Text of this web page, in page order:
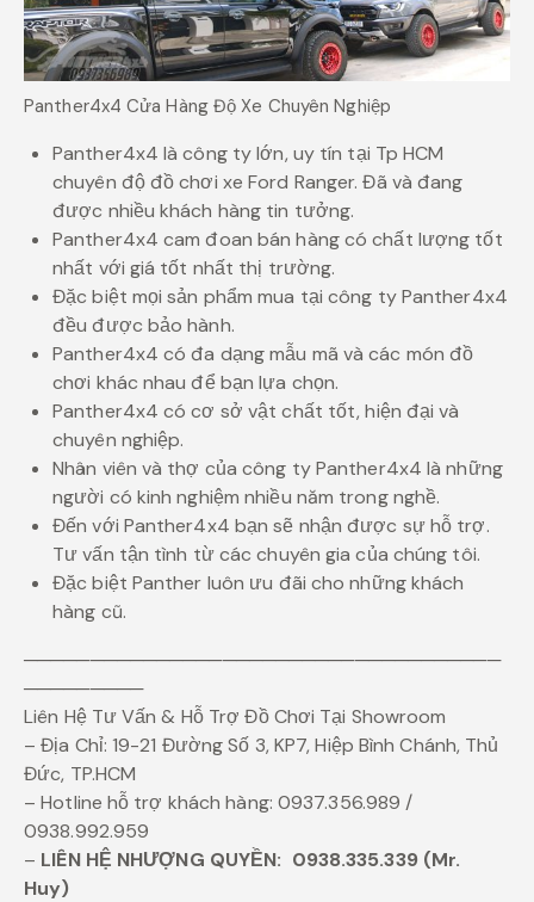
Panther4x4 Cửa Hàng Độ Xe Chuyên Nghiệp
Panther4x4 là công ty lớn, uy tín tại Tp HCM
chuyên độ đồ chơi xe Ford Ranger. Đã và đang
được nhiều khách hàng tin tưởng.
Panther4x4 cam đoan bán hàng có chất lượng tốt
nhất với giá tốt nhất thị trường.
Đặc biệt mọi sản phẩm mua tại công ty Panther4x4
đều được bảo hành.
Panther4x4 có đa dạng mẫu mã và các món đồ
chơi khác nhau để bạn lựa chọn.
Panther4x4 có cơ sở vật chất tốt, hiện đại và
chuyên nghiệp.
Nhân viên và thợ của công ty Panther4x4 là những
người có kinh nghiệm nhiều năm trong nghề.
Đến với Panther4x4 bạn sẽ nhận được sự hỗ trợ.
Tư vấn tận tình từ các chuyên gia của chúng tôi.
Đặc biệt Panther luôn ưu đãi cho những khách
hàng cũ.
────────────────────────────────────
─────────
Liên Hệ Tư Vấn & Hỗ Trợ Đồ Chơi Tại Showroom
– Địa Chỉ: 19-21 Đường Số 3, KP7, Hiệp Bình Chánh, Thủ
Đức, TP.HCM
– Hotline hỗ trợ khách hàng: 0937.356.989 /
0938.992.959
– LIÊN HỆ NHƯỢNG QUYỀN: 0938.335.339 (Mr.
Huy)